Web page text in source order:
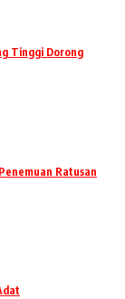
Tinggi Dorong
Ratusan